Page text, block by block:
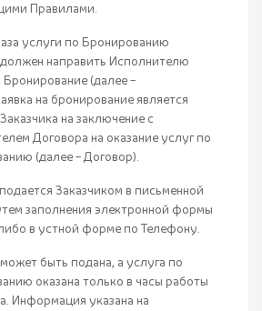
Правилами.
услуги по Бронированию
направить Исполнителю
Бронирование (далее –
на бронирование является
на заключение с
Договора на оказание услуг по
(далее – Договор).
Заказчиком в письменной
заполнения электронной формы
в устной форме по Телефону.
быть подана, а услуга по
оказана только в часы работы
Информация указана на